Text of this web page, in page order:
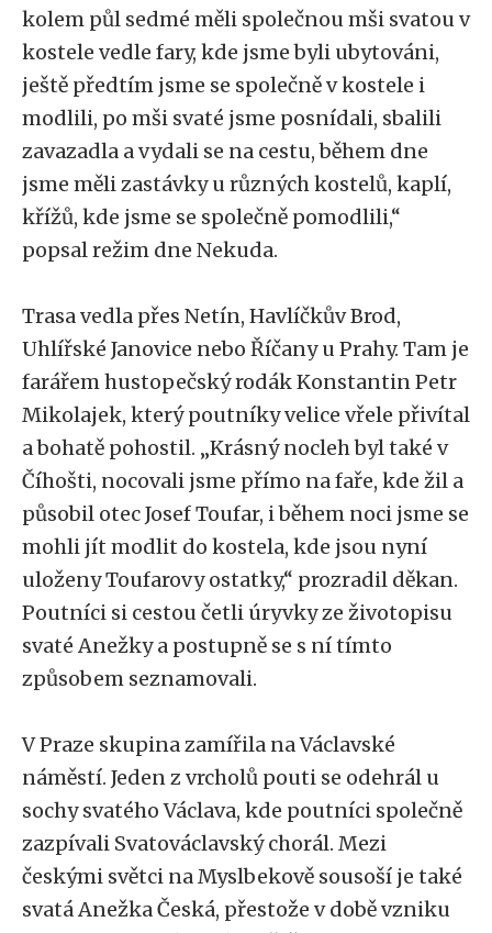
kolem půl sedmé měli společnou mši svatou v
kostele vedle fary, kde jsme byli ubytováni,
ještě předtím jsme se společně v kostele i
modlili, po mši svaté jsme posnídali, sbalili
zavazadla a vydali se na cestu, během dne
jsme měli zastávky u různých kostelů, kaplí,
křížů, kde jsme se společně pomodlili,“
popsal režim dne Nekuda.
Trasa vedla přes Netín, Havlíčkův Brod,
Uhlířské Janovice nebo Říčany u Prahy. Tam je
farářem hustopečský rodák Konstantin Petr
Mikolajek, který poutníky velice vřele přivítal
a bohatě pohostil. „Krásný nocleh byl také v
Číhošti, nocovali jsme přímo na faře, kde žil a
působil otec Josef Toufar, i během noci jsme se
mohli jít modlit do kostela, kde jsou nyní
uloženy Toufarovy ostatky,“ prozradil děkan.
Poutníci si cestou četli úryvky ze životopisu
svaté Anežky a postupně se s ní tímto
způsobem seznamovali.
V Praze skupina zamířila na Václavské
náměstí. Jeden z vrcholů pouti se odehrál u
sochy svatého Václava, kde poutníci společně
zazpívali Svatováclavský chorál. Mezi
českými světci na Myslbekově sousoší je také
svatá Anežka Česká, přestože v době vzniku